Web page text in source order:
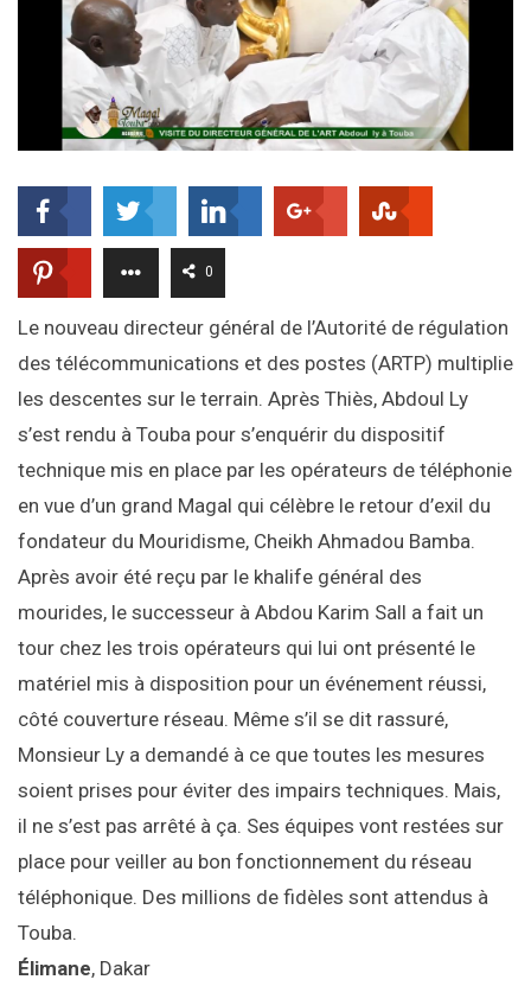
0
Le nouveau directeur général de l’Autorité de régulation
des télécommunications et des postes (ARTP) multiplie
les descentes sur le terrain. Après Thiès, Abdoul Ly
s’est rendu à Touba pour s’enquérir du dispositif
technique mis en place par les opérateurs de téléphonie
en vue d’un grand Magal qui célèbre le retour d’exil du
fondateur du Mouridisme, Cheikh Ahmadou Bamba.
Après avoir été reçu par le khalife général des
mourides, le successeur à Abdou Karim Sall a fait un
tour chez les trois opérateurs qui lui ont présenté le
matériel mis à disposition pour un événement réussi,
côté couverture réseau. Même s’il se dit rassuré,
Monsieur Ly a demandé à ce que toutes les mesures
soient prises pour éviter des impairs techniques. Mais,
il ne s’est pas arrêté à ça. Ses équipes vont restées sur
place pour veiller au bon fonctionnement du réseau
téléphonique. Des millions de fidèles sont attendus à
Touba.
Élimane, Dakar